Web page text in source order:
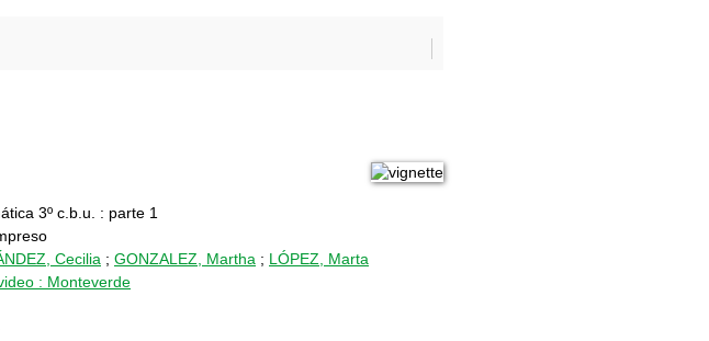
3º c.b.u. : parte 1
Cecilia ; GONZALEZ, Martha ; LÓPEZ, Marta
: Monteverde